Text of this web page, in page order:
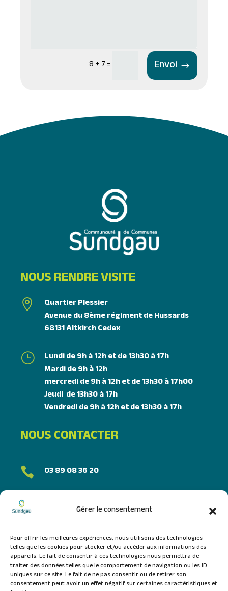
Gérer le consentement
Pour offrir les meilleures expériences, nous utilisons des technologies
telles que les cookies pour stocker et/ou accéder aux informations des
appareils. Le fait de consentir à ces technologies nous permettra de
traiter des données telles que le comportement de navigation ou les ID
uniques sur ce site. Le fait de ne pas consentir ou de retirer son
consentement peut avoir un effet négatif sur certaines caractéristiques et
8 + 7= Envoi
NOUS RENDRE VISITE

Quartier Plessier
Avenue du 8ème régiment de Hussards
68131 Altkirch Cedex
}
Lundi de 9h à 12h et de 13h30 à 17h
Mardi de 9h à 12h
mercredi de 9h à 12h et de 13h30 à 17h00
Jeudi de 13h30 à 17h
Vendredi de 9h à 12h et de 13h30 à 17h
NOUS CONTACTER
 03 89 08 36 20
FORMULAIRE DE CONTACT
NOUS SUIVRE